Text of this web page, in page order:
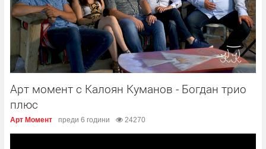
Арт момент с Калоян Куманов - Богдан трио
плюс
Арт Момент преди 6 години 24270